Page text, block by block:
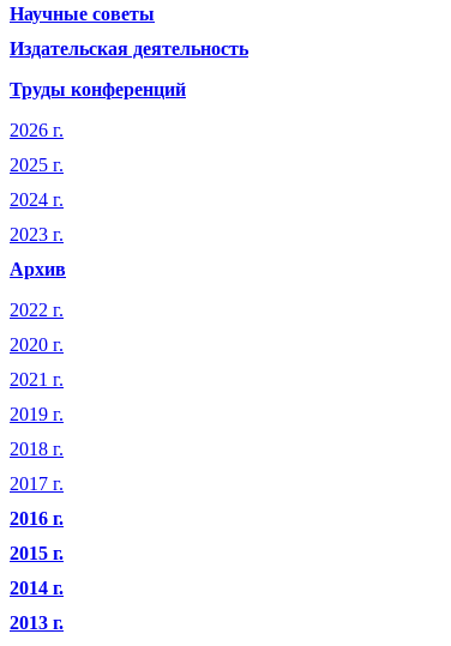
Научные советы
Издательская деятельность
Труды конференций
2026 г.
2025 г.
2024 г.
2023 г.
Архив
2022 г.
2020 г.
2021 г.
2019 г.
2018 г.
2017 г.
2016 г.
2015 г.
2014 г.
2013 г.